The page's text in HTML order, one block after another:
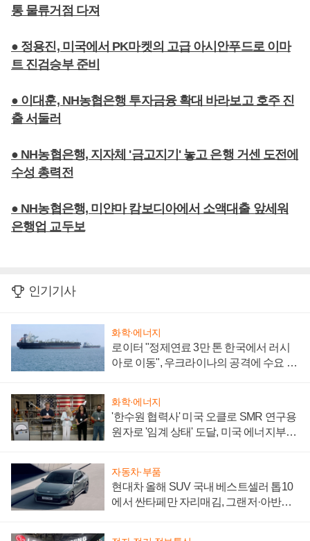
통 물류거점 다져
● 정용진, 미국에서 PK마켓의 고급 아시안푸드로 이마
트 진검승부 준비
● 이대훈, NH농협은행 투자금융 확대 바라보고 호주 진
출 서둘러
● NH농협은행, 지자체 '금고지기' 놓고 은행 거센 도전에
수성 총력전
● NH농협은행, 미얀마 캄보디아에서 소액대출 앞세워
은행업 교두보
인기기사
화학·에너지
로이터 "정제연료 3만 톤 한국에서 러시
아로 이동", 우크라이나의 공격에 수요 늘
화학·에너지
'한수원 협력사' 미국 오클로 SMR 연구용
원자로 '임계 상태' 도달, 미국 에너지부
자동차·부품
현대차 올해 SUV 국내 베스트셀러 톱10
에서 싼타페만 자리매김, 그랜저·아반떼